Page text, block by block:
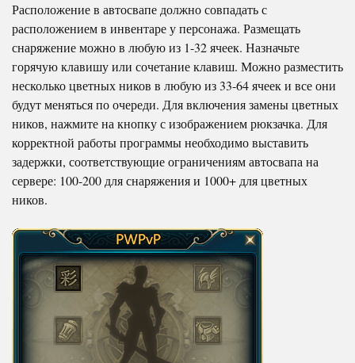
Расположение в автосвапе должно совпадать с
расположением в инвентаре у персонажа. Размещать
снаряжение можно в любую из 1-32 ячеек. Назначьте
горячую клавишу или сочетание клавиш. Можно разместить
несколько цветных ников в любую из 33-64 ячеек и все они
будут меняться по очереди. Для включения замены цветных
ников, нажмите на кнопку с изображением рюкзачка. Для
корректной работы программы необходимо выставить
задержки, соответствующие ограничениям автосвапа на
сервере: 100-200 для снаряжения и 1000+ для цветных
ников.